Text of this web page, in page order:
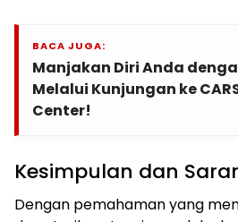
BACA JUGA:
Manjakan Diri Anda
Melalui Kunjungan ke
Center!
Kesimpulan dan
Dengan pemahaman yang